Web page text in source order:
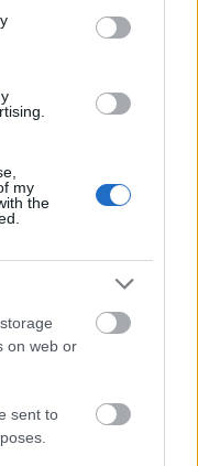
my
the
on web or
sent to
startup